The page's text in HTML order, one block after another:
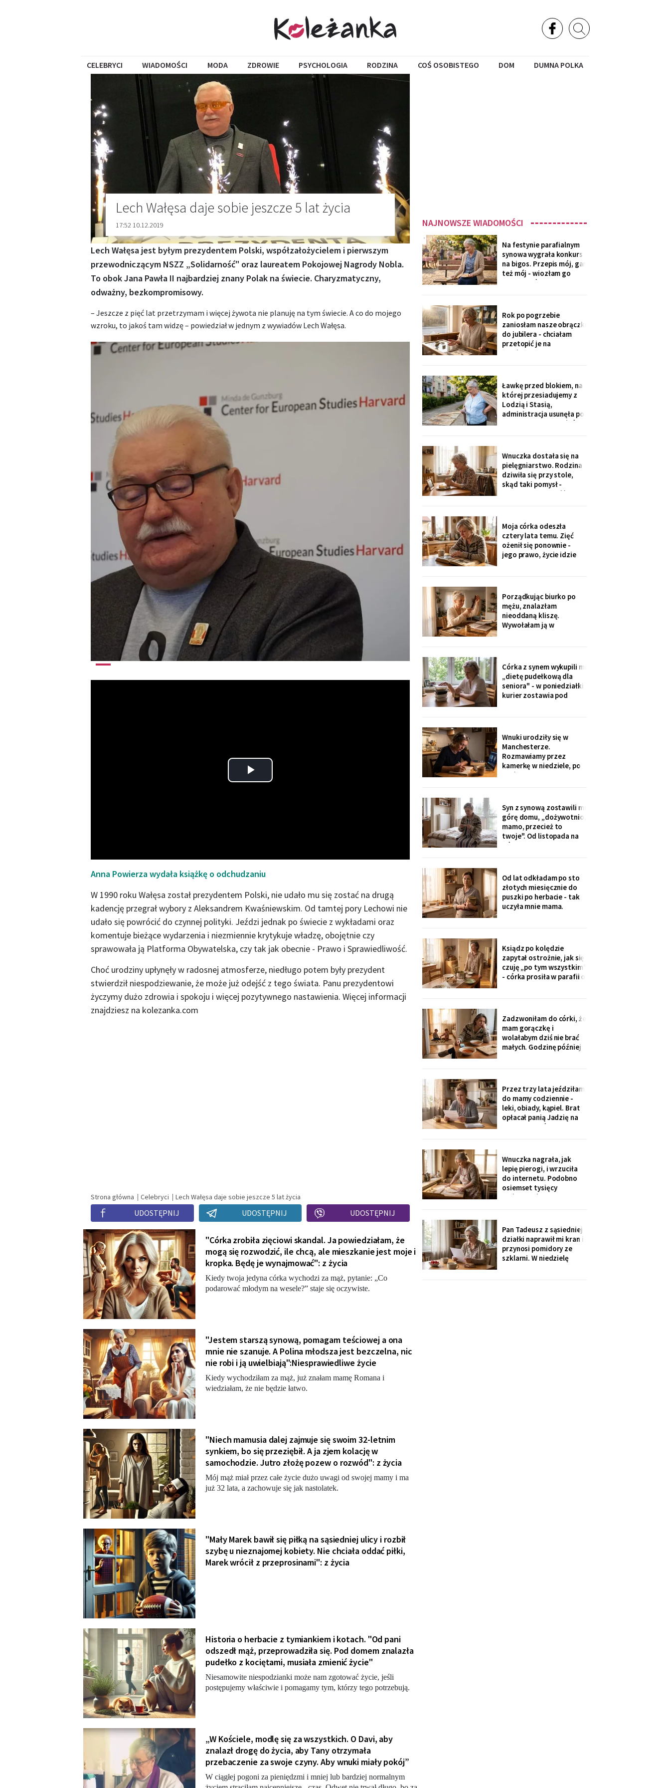
CELEBRYCI WIADOMOŚCI MODA ZDROWIE PSYCHOLOGIA RODZINA COŚ OSOBISTEGO DOM DUMNA POLKA
Lech Wałęsa daje sobie jeszcze 5 lat życia
17:52 10.12.2019
Lech Wałęsa jest byłym prezydentem Polski, współzałożycielem i pierwszym
przewodniczącym NSZZ „Solidarność" oraz laureatem Pokojowej Nagrody Nobla.
To obok Jana Pawła II najbardziej znany Polak na świecie. Charyzmatyczny,
odważny, bezkompromisowy.
– Jeszcze z pięć lat przetrzymam i więcej żywota nie planuję na tym świecie. A co do mojego
wzroku, to jakoś tam widzę – powiedział w jednym z wywiadów Lech Wałęsa.
Play
Anna Powierza wydała książkę o odchudzaniu
W 1990 roku Wałęsa został prezydentem Polski, nie udało mu się zostać na drugą
kadencję przegrał wybory z Aleksandrem Kwaśniewskim. Od tamtej pory Lechowi nie
udało się powrócić do czynnej polityki. Jeździ jednak po świecie z wykładami oraz
komentuje bieżące wydarzenia i niezmiennie krytykuje władzę, obojętnie czy
sprawowała ją Platforma Obywatelska, czy tak jak obecnie - Prawo i Sprawiedliwość.
Choć urodziny upłynęły w radosnej atmosferze, niedługo potem były prezydent
stwierdził niespodziewanie, że może już odejść z tego świata. Panu prezydentowi
życzymy dużo zdrowia i spokoju i więcej pozytywnego nastawienia. Więcej informacji
znajdziesz na kolezanka.com
Strona główna Celebryci Lech Wałęsa daje sobie jeszcze 5 lat życia
UDOSTĘPNIJ UDOSTĘPNIJ UDOSTĘPNIJ
"Córka zrobiła zięciowi skandal. Ja powiedziałam, że
mogą się rozwodzić, ile chcą, ale mieszkanie jest moje i
kropka. Będę je wynajmować": z życia
Kiedy twoja jedyna córka wychodzi za mąż, pytanie: „Co
podarować młodym na wesele?” staje się oczywiste.
"Jestem starszą synową, pomagam teściowej a ona
mnie nie szanuje. A Polina młodsza jest bezczelna, nic
nie robi i ją uwielbiają":Niesprawiedliwe życie
Kiedy wychodziłam za mąż, już znałam mamę Romana i
wiedziałam, że nie będzie łatwo.
"Niech mamusia dalej zajmuje się swoim 32-letnim
synkiem, bo się przeziębił. A ja zjem kolację w
samochodzie. Jutro złożę pozew o rozwód": z życia
Mój mąż miał przez całe życie dużo uwagi od swojej mamy i ma
już 32 lata, a zachowuje się jak nastolatek.
"Mały Marek bawił się piłką na sąsiedniej ulicy i rozbił
szybę u nieznajomej kobiety. Nie chciała oddać piłki,
Marek wrócił z przeprosinami": z życia
Historia o herbacie z tymiankiem i kotach. "Od pani
odszedł mąż, przeprowadziła się. Pod domem znalazła
pudełko z kociętami, musiała zmienić życie"
Niesamowite niespodzianki może nam zgotować życie, jeśli
postępujemy właściwie i pomagamy tym, którzy tego potrzebują.
„W Kościele, modlę się za wszystkich. O Davi, aby
znalazł drogę do życia, aby Tany otrzymała
przebaczenie za swoje czyny. Aby wnuki miały pokój”
W ciągłej pogoni za pieniędzmi i mniej lub bardziej normalnym
NAJNOWSZE WIADOMOŚCI
Na festynie parafialnym
synowa wygrała konkurs
na bigos. Przepis mój, gar
też mój - wiozłam go
rano taksówką, żeby się
mikrofonu: „to stary
przepis z mojej rodziny".
Klaskałam razem ze
wszystkimi.
Rok po pogrzebie
zaniosłam nasze obrączki
do jubilera - chciałam
przetopić je na
pierścionek dla wnuczki.
cicho: „Pani jest złota.
Męża - pozłacana, dobra
imitacja, robota sprzed
lat".
Ławkę przed blokiem, na
której przesiadujemy z
Lodzią i Stasią,
administracja usunęła po
„skargach mieszkańców"
jedenaście podpisów.
Rozpoznałam charakter
pisma córki - ma tu
kawalerkę pod wynajem.
„Mamo, bez przesady
Wnuczka dostała się na
pielęgniarstwo. Rodzina
dziwiła się przy stole,
skąd taki pomysł -
przecież mogła „iść na
podnosząc głowy znad
talerza: „bo widziałam,
jak babcia trzy lata
zajmowała się dziadkiem.
Też chcę tak
Moja córka odeszła
cztery lata temu. Zięć
ożenił się ponownie -
jego prawo, życie idzie
ścian, „bo ciocia nie lubi
na nie patrzeć". Dałam jej
mały album - schowała go
do tornistra jak
Porządkując biurko po
mężu, znalazłam
nieoddaną kliszę.
Wywołałam ją w
roześmiana kobieta przy
ognisku. Na ostatniej
klatce on - młody, z
wąsami, obejmuje ją
ramieniem.
Córka z synem wykupili mi
„dietę pudełkową dla
seniora" - w poniedziałki
kurier zostawia pod
jesteśmy spokojni,
mamo". Od marca nikt nie
przyjechał. Na każdym
pudełku naklejka: moje
imię
Wnuki urodziły się w
Manchesterze.
Rozmawiamy przez
kamerkę w niedziele, po
pięć minut, bo „im się
angielsku, a syn
przetłumaczył ze
śmiechem: „pyta, kim jest
ta pani". Kupiłam zeszyt i
uczę się angielskiego
Syn z synową zostawili mi
górę domu, „dożywotnio,
mamo, przecież to
twoje". Od listopada na
górze grzeje tylko jeden
Rano w moim pokoju jest
czternaście stopni.
Termometr przyniosła mi
wnuczka - ona
Od lat odkładam po sto
złotych miesięcznie do
puszki po herbacie - tak
uczyła mnie mama.
wizycie żartuje przy
wszystkich: „u mamy
bank, a my się męczymy z
kredytem". Puszkę
Ksiądz po kolędzie
zapytał ostrożnie, jak się
czuję „po tym wszystkim"
- córka prosiła w parafii o
ja co niedzielę czekam z
obiadem. Ostatni raz
przyszli we wrześniu.
Zadzwoniłam do córki, że
mam gorączkę i
wolałabym dziś nie brać
małych. Godzinę później
przyszedł SMS: „Podasz
im obiad? Wrócimy
głodni".
Przez trzy lata jeździłam
do mamy codziennie -
leki, obiady, kąpiel. Brat
opłacał panią Jadzię na
kilka poranków w
rozliczenie: „twoja
połowa za opiekunkę,
osiem tysięcy. Mama by
tak chciała".
Wnuczka nagrała, jak
lepię pierogi, i wrzuciła
do internetu. Podobno
osiemset tysięcy
wyświetleń - ludzie z
babcie. Córka obejrzała
dwa razy i powiedziała
tylko: „Mamo, mogłaś
chociaż zdjąć ten stary
fartuch".
Pan Tadeusz z sąsiedniej
działki naprawił mi kran i
przynosi pomidory ze
szklarni. W niedzielę